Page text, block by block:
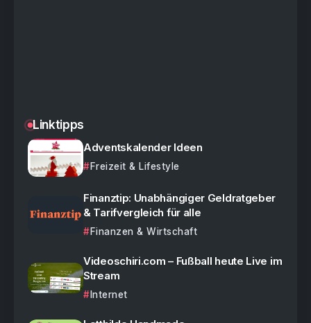
Linktipps
Adventskalender Ideen
Freizeit & Lifestyle
Finanztip: Unabhängiger Geldratgeber
& Tarifvergleich für alle
Finanzen & Wirtschaft
Videoschiri.com – Fußball heute Live im
Stream
Internet